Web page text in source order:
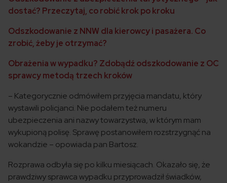
dostać? Przeczytaj, co robić krok po kroku
Odszkodowanie z NNW dla kierowcy i pasażera. Co
zrobić, żeby je otrzymać?
Obrażenia w wypadku? Zdobądź odszkodowanie z OC
sprawcy metodą trzech kroków
– Kategorycznie odmówiłem przyjęcia mandatu, który
wystawili policjanci. Nie podałem też numeru
ubezpieczenia ani nazwy towarzystwa, w którym mam
wykupioną polisę. Sprawę postanowiłem rozstrzygnąć na
wokandzie – opowiada pan Bartosz.
Rozprawa odbyła się po kilku miesiącach. Okazało się, że
prawdziwy sprawca wypadku przyprowadził świadków,